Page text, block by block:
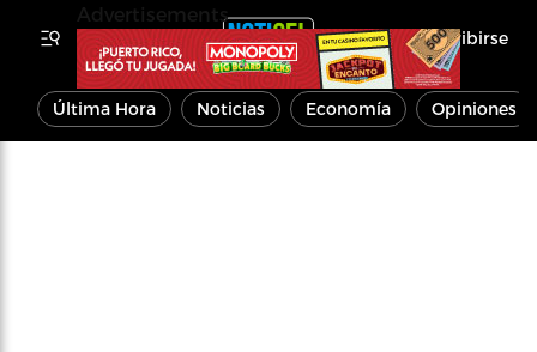
Inscribirse
Última Hora Noticias Economía Opiniones
Advertisements